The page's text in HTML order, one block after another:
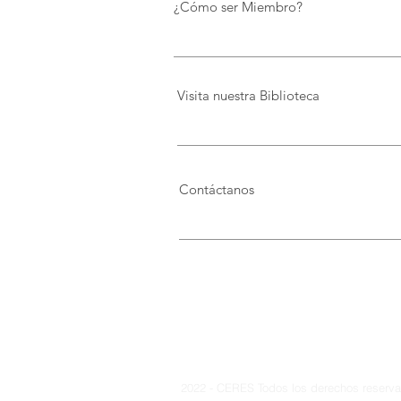
¿Cómo ser Miembro?
Visita nuestra Biblioteca
Contáctanos